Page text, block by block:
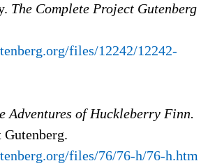
The Complete Project Gutenberg
files/12242/12242-
Adventures of Huckleberry Finn.
files/76/76-h/76-h.htm